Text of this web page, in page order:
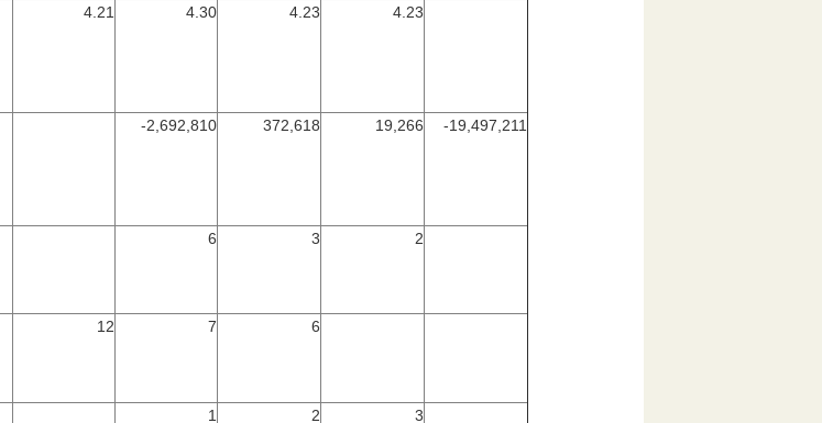
4.21 4.30 4.23 4.23
-2,692,810 372,618 19,266 -19,497,211
6 3 2
12 7 6
1 2 3